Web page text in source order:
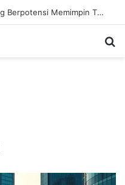
Tiga Calon Pelatih Chelsea yang Berpotensi Memimpin Tim di Musim Depan